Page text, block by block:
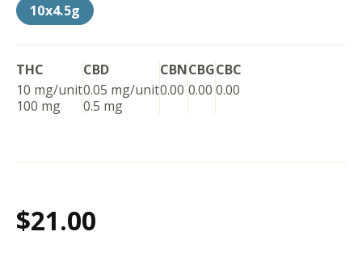
10x4.5g
THC
10 mg/unit
100 mg
CBD
0.05 mg/unit
0.5 mg
CBN
0.00
CBG
0.00
CBC
0.00
$21.00